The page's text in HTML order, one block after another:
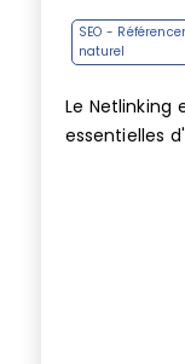
SEO -
naturel
Le Netlinking
essentielles